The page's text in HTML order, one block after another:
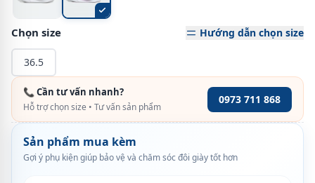
Chọn size Hướng dẫn chọn size
36.5
📞 Cần tư vấn nhanh?
Hỗ trợ chọn size • Tư vấn sản phẩm
0973 711 868
Sản phẩm mua kèm
Gợi ý phụ kiện giúp bảo vệ và chăm sóc đôi giày tốt hơn